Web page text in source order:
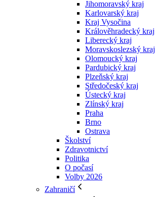
Jihomoravský kraj
Karlovarský kraj
Kraj Vysočina
Králověhradecký kraj
Liberecký kraj
Moravskoslezský kraj
Olomoucký kraj
Pardubický kraj
Plzeňský kraj
Středočeský kraj
Ústecký kraj
Zlínský kraj
Praha
Brno
Ostrava
Školství
Zdravotnictví
Politika
O počasí
Volby 2026
Zahraničí